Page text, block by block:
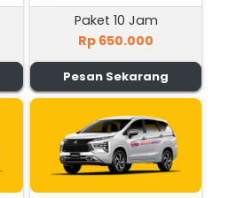
Paket 10 Jam
Rp 650.000
Pesan Sekarang